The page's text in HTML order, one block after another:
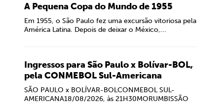
A Pequena Copa do Mundo de 1955
Em 1955, o São Paulo fez uma excursão vitoriosa pela
América Latina. Depois de deixar o México,...
Ingressos para São Paulo x Bolívar-BOL,
pela CONMEBOL Sul-Americana
SÃO PAULO x BOLÍVAR-BOLCONMEBOL SUL-
AMERICANA18/08/2026, às 21H30MORUMBISSÃO